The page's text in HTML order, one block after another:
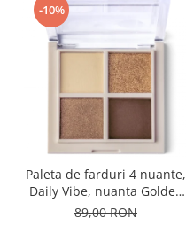
-10%
Paleta de farduri 4 nuante,
Daily Vibe, nuanta Golden
Hour 01 - 5,5g
89,00 RON